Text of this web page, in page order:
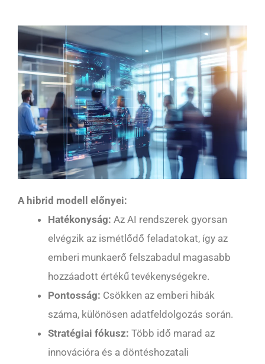
A hibrid modell előnyei:
Hatékonyság: Az AI rendszerek gyorsan
elvégzik az ismétlődő feladatokat, így az
emberi munkaerő felszabadul magasabb
hozzáadott értékű tevékenységekre.
Pontosság: Csökken az emberi hibák
száma, különösen adatfeldolgozás során.
Stratégiai fókusz: Több idő marad az
innovációra és a döntéshozatali